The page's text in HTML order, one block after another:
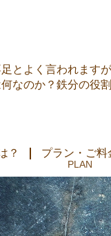
とよく言われます
なのか？鉄分の役
？ プラン・ご料